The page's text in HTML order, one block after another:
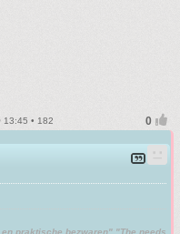
13:45 • 182